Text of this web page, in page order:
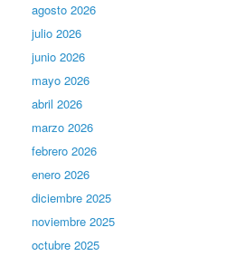
agosto 2026
julio 2026
junio 2026
mayo 2026
abril 2026
marzo 2026
febrero 2026
enero 2026
diciembre 2025
noviembre 2025
octubre 2025